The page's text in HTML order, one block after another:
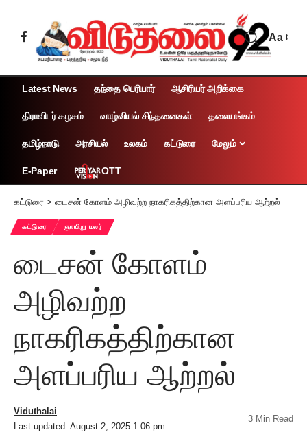
Aa
Latest News தந்தை பெரியார் ஆசிரியர் அறிக்கை
திராவிடர் கழகம் வாழ்வியல் சிந்தனைகள் தலையங்கம்
தமிழ்நாடு அரசியல் உலகம் கட்டுரை மேலும்
E-Paper OTT
கட்டுரை > டைசன் கோளம் அழிவற்ற நாகரிகத்திற்கான அளப்பரிய ஆற்றல்
கட்டுரை ஞாயிறு மலர்
டைசன் கோளம்
அழிவற்ற
நாகரிகத்திற்கான
அளப்பரிய ஆற்றல்
Last updated: August 2, 2025 1:06 pm
Viduthalai
3 Min Read